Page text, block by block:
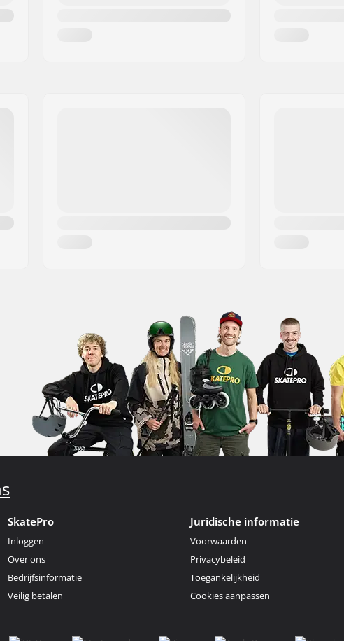
SkatePro
Inloggen
Over ons
Bedrijfsinformatie
Veilig betalen
Juridische informatie
Voorwaarden
Privacybeleid
Toegankelijkheid
Cookies aanpassen